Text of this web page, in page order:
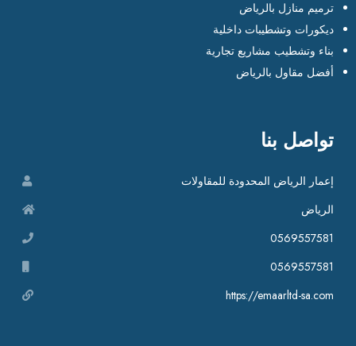
ترميم منازل بالرياض
ديكورات وتشطيبات داخلية
بناء وتشطيب مشاريع تجارية
أفضل مقاول بالرياض
تواصل بنا
إعمار الرياض المحدودة للمقاولات
الرياض
0569557581
0569557581
https://emaarltd-sa.com